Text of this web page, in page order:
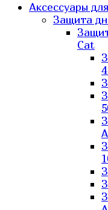
Аксессуары
Защита
Cat